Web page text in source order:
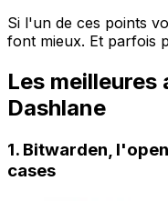
Si l'un de ces points
font mieux. Et parfois
Les
Dashlane
1. Bitwarden,
cases